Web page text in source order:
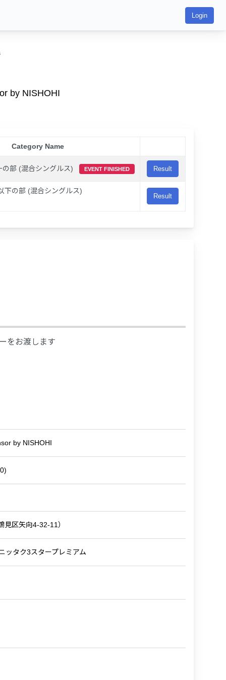
Login
by NISHOHI
Category Name
の部 (混合シングルス) EVENT FINISHED Result
下の部 (混合シングルス)
Result
をお渡します
by NISHOHI
区矢向4-32-11）
ッタク3スタープレミアム